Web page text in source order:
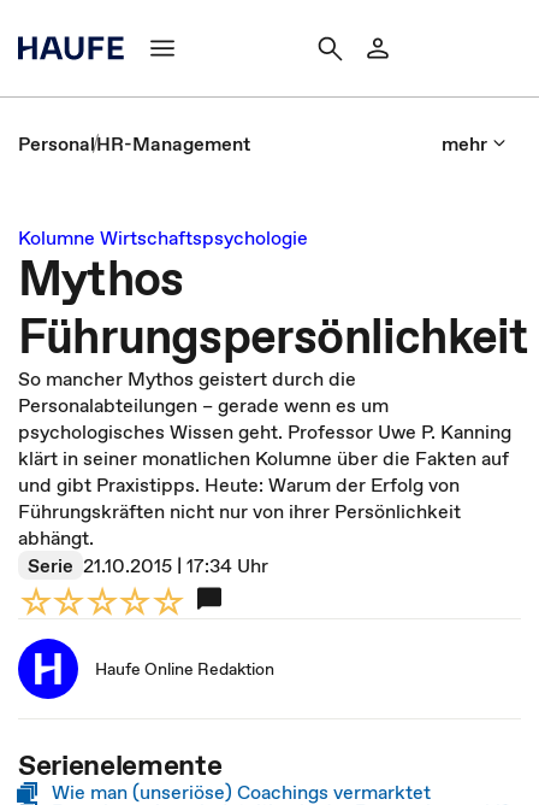
PersonalHR-Management mehr
Kolumne Wirtschaftspsychologie
Mythos
Führungspersönlichkeit
So mancher Mythos geistert durch die
Personalabteilungen – gerade wenn es um
psychologisches Wissen geht. Professor Uwe P. Kanning
klärt in seiner monatlichen Kolumne über die Fakten auf
und gibt Praxistipps. Heute: Warum der Erfolg von
Führungskräften nicht nur von ihrer Persönlichkeit
abhängt.
Serie 21.10.2015 | 17:34 Uhr
Haufe Online Redaktion
Serienelemente
Wie man (unseriöse) Coachings vermarktet